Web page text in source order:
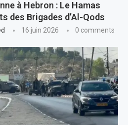
à Hebron : Le Hamas
des Brigades d’Al-Qods
16 juin 2026 0 comments